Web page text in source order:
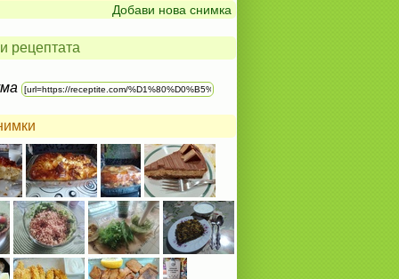
Добави нова снимка
рецептата